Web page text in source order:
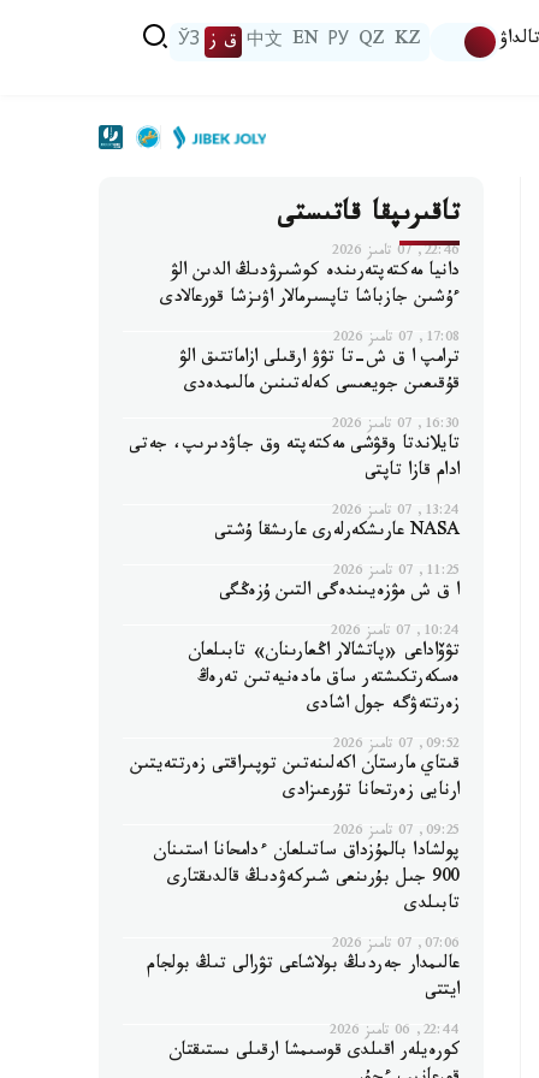
تالداۋ KZ
QZ
РУ
EN
中文 ق ز ЎЗ
تاقىرىپقا قاتىستى
22:46, 07 تامىز 2026
دانيا مەكتەپتەرىندە كوشىرۋدىڭ الدىن الۋ
ءۇشىن جازباشا تاپسىرمالار اۋىزشا قورعالادى
17:08, 07 تامىز 2026
ترامپ ا ق ش-تا تۋۋ ارقىلى ازاماتتىق الۋ
قۇقىعىن جويعىسى كەلەتىنىن مالىمدەدى
16:30, 07 تامىز 2026
تايلاندتا وقۋشى مەكتەپتە وق جاۋدىرىپ، جەتى
ادام قازا تاپتى
13:24, 07 تامىز 2026
NASA عارىشكەرلەرى عارىشقا ۇشتى
11:25, 07 تامىز 2026
ا ق ش مۋزەيىندەگى التىن ۇزەڭگى
10:24, 07 تامىز 2026
تۋۆاداعى «پاتشالار اڭعارىنان» تابىلعان
ەسكەرتكىشتەر ساق مادەنيەتىن تەرەڭ
زەرتتەۋگە جول اشادى
09:52, 07 تامىز 2026
قىتاي مارستان اكەلىنەتىن توپىراقتى زەرتتەيتىن
ارنايى زەرتحانا تۇرعىزادى
09:25, 07 تامىز 2026
پولشادا بالمۇزداق ساتىلعان ءدامحانا استىنان
900 جىل بۇرىنعى شىركەۋدىڭ قالدىقتارى
تابىلدى
07:06, 07 تامىز 2026
عالىمدار جەردىڭ بولاشاعى تۋرالى تىڭ بولجام
ايتتى
22:44, 06 تامىز 2026
كورەيلەر اقىلدى قوسىمشا ارقىلى ىستىقتان